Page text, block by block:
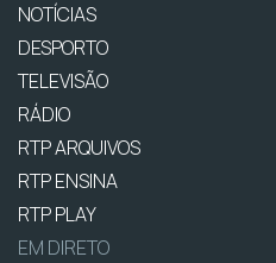
NOTÍCIAS
DESPORTO
TELEVISÃO
RÁDIO
RTP ARQUIVOS
RTP ENSINA
RTP PLAY
EM DIRETO